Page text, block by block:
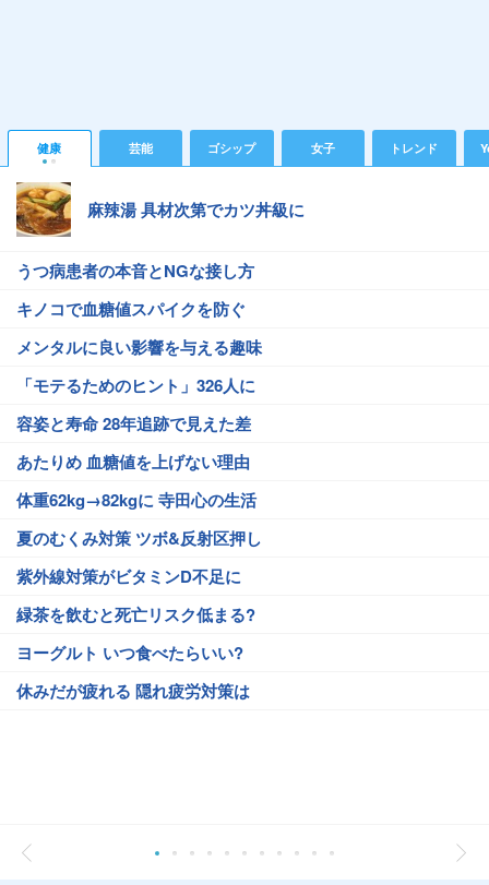
健康 芸能 ゴシップ 女子 トレンド
麻辣湯 具材次第でカツ丼級に
うつ病患者の本音とNGな接し方
キノコで血糖値スパイクを防ぐ
メンタルに良い影響を与える趣味
「モテるためのヒント」326人に
容姿と寿命 28年追跡で見えた差
あたりめ 血糖値を上げない理由
体重62kg→82kgに 寺田心の生活
夏のむくみ対策 ツボ&反射区押し
紫外線対策がビタミンD不足に
緑茶を飲むと死亡リスク低まる?
ヨーグルト いつ食べたらいい?
休みだが疲れる 隠れ疲労対策は